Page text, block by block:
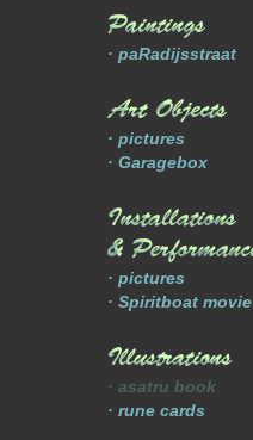
· paRadijsstraat
· pictures
· Garagebox
· pictures
· Spiritboat movie
· asatru book
· rune cards